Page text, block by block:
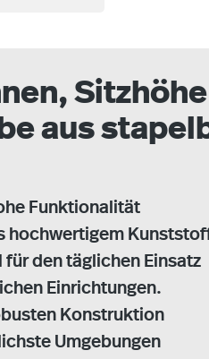
aus
Funktionalität
hochwertigem
den täglichen Einsatz
Einrichtungen.
Konstruktion
Umgebungen